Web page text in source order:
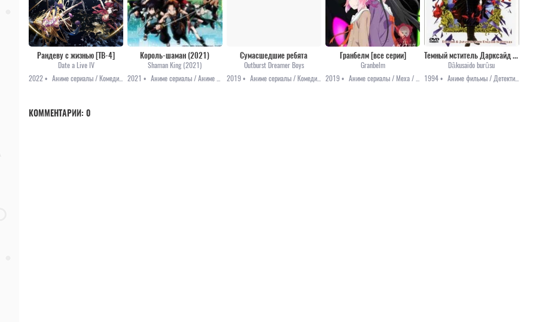
Рандеву с жизнью [ТВ-4]
Date a Live IV
2022 •
Король-шаман (2021)
Shaman King (2021)
2021 •
Сумасшедшие ребята
Outburst Dreamer Boys
2019 •
Аниме сериалы / Комедия / Повседневность
Гранбелм [все серии]
Granbelm
2019 •
Темный мститель Дарксайд [1994]
Dâkusaido burûsu
1994 •
КОММЕНТАРИИ: 0